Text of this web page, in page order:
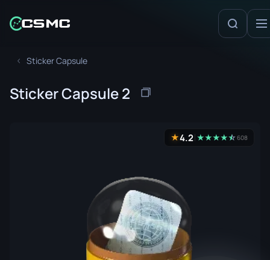
Sticker Capsule
Sticker Capsule 2
★4.2 ★★★★★
☆608